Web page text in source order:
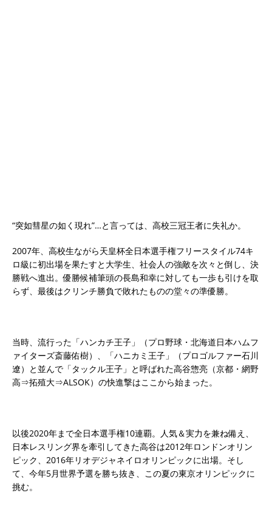
“突如彗星の如く現れ”…と言っては、高校三冠王者に失礼か。
2007年、高校生ながら天皇杯全日本選手権フリースタイル74キ
ロ級に初出場を果たすと大学生、社会人の強敵を次々と倒し、決
勝戦へ進出。優勝候補筆頭の長島和幸に対しても一歩も引けを取
らず、最後はクリンチ勝負で敗れたものの堂々の準優勝。
当時、流行った「ハンカチ王子」（プロ野球・北海道日本ハムフ
ァイターズ斎藤佑樹）、「ハニカミ王子」（プロゴルファー石川
遼）と並んで「タックル王子」と呼ばれた高谷惣亮（京都・網野
高⇒拓殖大⇒ALSOK）の快進撃はここから始まった。
以後2020年まで全日本選手権10連覇。人気＆実力を兼ね備え、
日本レスリング界を牽引してきた高谷は2012年ロンドンオリン
ピック、2016年リオデジャネイロオリンピックに出場。そし
て、今年5月世界予選を勝ち抜き、この夏の東京オリンピックに
挑む。